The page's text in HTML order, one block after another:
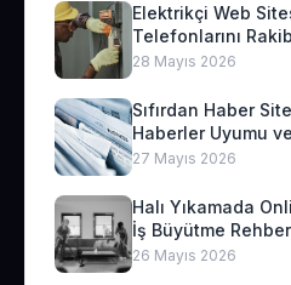
Elektrikçi Web
Telefonlarını
28 Mayıs 2026
Sıfırdan Haber
Haberler Uyumu
27 Mayıs 2026
Halı Yıkamada
İş Büyütme
26 Mayıs 2026